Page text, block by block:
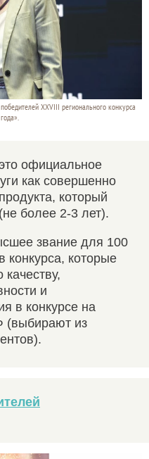
XXVIII регионального конкурса
официальное
как совершенно
который
более 2-3 лет).
звание для 100
конкурса, которые
и
в конкурсе на
(выбирают из